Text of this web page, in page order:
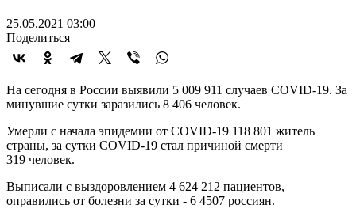
25.05.2021 03:00
Поделиться
На сегодня в России выявили 5 009 911 случаев COVID-19. За
минувшие сутки заразились 8 406 человек.
Умерли с начала эпидемии от COVID-19 118 801 житель
страны, за сутки COVID-19 стал причиной смерти
319 человек.
Выписали с выздоровлением 4 624 212 пациентов,
оправились от болезни за сутки - 6 4507 россиян.